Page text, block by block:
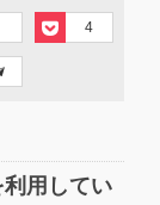
4
用してい